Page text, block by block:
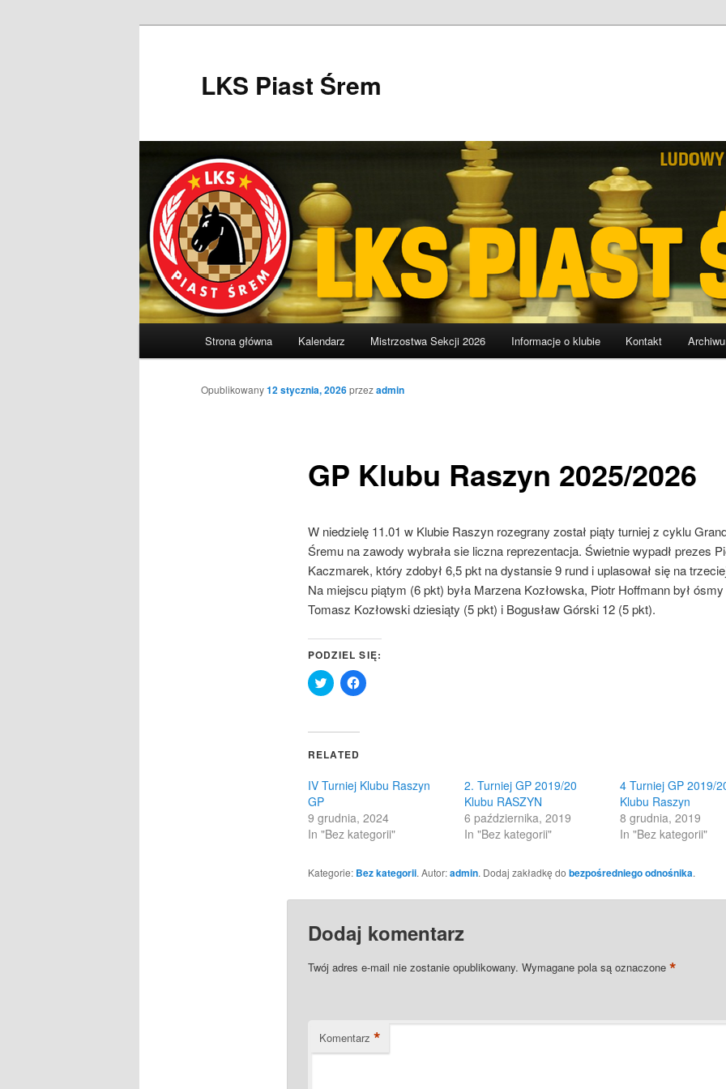
LKS Piast Śrem
Strona główna Kalendarz Mistrzostwa Sekcji 2026 Informacje o klubie Kontakt
GP Klubu Raszyn 2025/2026
Opublikowany12 stycznia, 2026przezadmin
W niedzielę 11.01 w Klubie Raszyn rozegrany został piąty turniej z cyklu
Śremu na zawody wybrała sie liczna reprezentacja. Świetnie wypadł prezes
Kaczmarek, który zdobył 6,5 pkt na dystansie 9 rund i uplasował się na
Na miejscu piątym (6 pkt) była Marzena Kozłowska, Piotr Hoffmann był
Tomasz Kozłowski dziesiąty (5 pkt) i Bogusław Górski 12 (5 pkt).
PODZIEL SIĘ:
Click
to
(Opens
new
Click
to
RELATED
IV Turniej Klubu Raszyn
GP
9 grudnia, 2024
In "Bez kategorii"
2. Turniej GP 2019/20
Klubu RASZYN
6 października, 2019
In "Bez kategorii"
4 Turniej GP 2019/
Klubu Raszyn
8 grudnia, 2019
In "Bez kategorii"
Kategorie: Bez kategorii. Autor:admin. Dodaj zakładkę do bezpośredniego odnośnika.
Dodaj komentarz
Twój adres e-mail nie zostanie opublikowany. Wymagane pola są oznaczone *
Komentarz *